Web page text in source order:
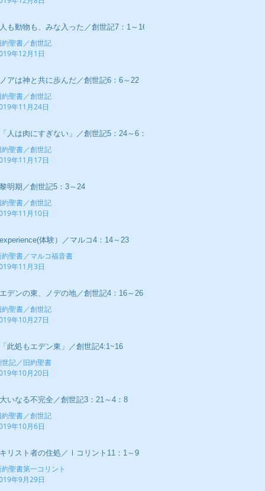
も動物も、みな入った／創世記7：1～16
約聖書／創世記
年12月1日
アは神と共に歩んだ／創世記6：6～22
約聖書／創世記
年11月24日
人は肉にすぎない」／創世記5：24～6：5
約聖書／創世記
年11月17日
明期／創世記5：3～24
約聖書／創世記
年11月10日
体験）／マルコ4：14～23
約聖書／マルコ福音書
年11月3日
デンの東、ノデの地／創世記4：16～26
約聖書／創世記
年10月27日
此処もエデン東」／創世記4:1~16
世記／旧約聖書
年10月20日
いなる不完全／創世記3：21～4：8
約聖書／創世記
年10月6日
リスト者の住処／Ⅰコリント11：1～9
約聖書第一コリント
年9月29日